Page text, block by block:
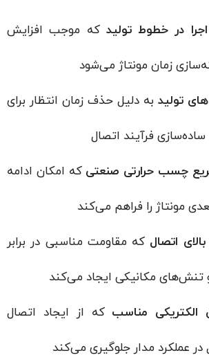
در خطوط تولیدکه موجب افزایش
زمان مونتاژ می‌شود
تولیدبه دلیل حذف زمان انتظار برای
فرآیند اتصال
چسب حرارتی صنعتیکه امکان ادامه
مونتاژ را فراهم می‌کند
اتصالکه مقاومت مناسبی در برابر
مکانیکی ایجاد می‌کند
مناسبکه از ایجاد اتصال
در عملکرد مدار جلوگیری می‌کند